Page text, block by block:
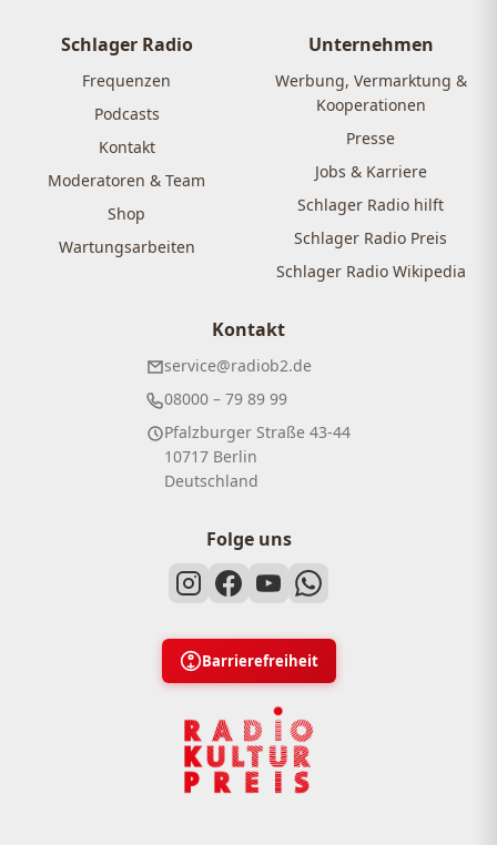
Schlager Radio
Frequenzen
Podcasts
Kontakt
Moderatoren & Team
Shop
Wartungsarbeiten
Unternehmen
Werbung, Vermarktung &
Kooperationen
Presse
Jobs & Karriere
Schlager Radio hilft
Schlager Radio Preis
Schlager Radio Wikipedia
Kontakt
service@radiob2.de
08000 – 79 89 99
Pfalzburger Straße 43-44
10717 Berlin
Deutschland
Folge uns
Barrierefreiheit